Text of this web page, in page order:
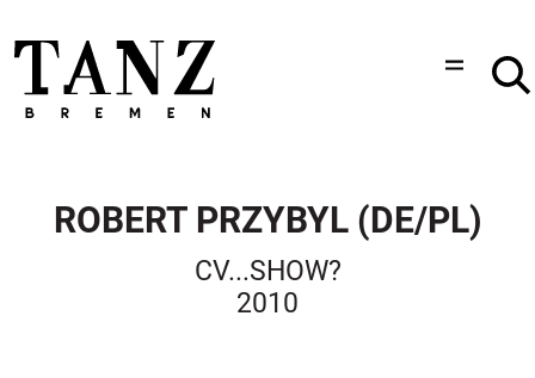
ROBERT PRZYBYL (DE/PL)
CV...SHOW?
2010